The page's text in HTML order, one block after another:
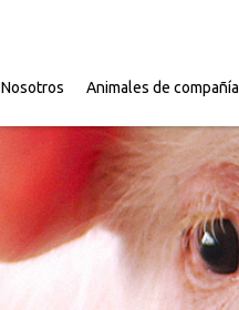
Nosotros Animales de compañía